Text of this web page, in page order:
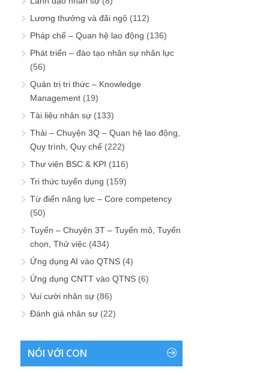
Lương thưởng và đãi ngộ (112)
Pháp chế – Quan hệ lao động (136)
Phát triển – đào tạo nhân sự nhân lực
(56)
Quản trị tri thức – Knowledge
Management (19)
Tài liệu nhân sự (133)
Thải – Chuyện 3Q – Quan hệ lao động,
Quy trình, Quy chế (222)
Thư viện BSC & KPI (116)
Tri thức tuyển dụng (159)
Từ điển năng lực – Core competency
(50)
Tuyển – Chuyện 3T – Tuyển mộ, Tuyển
chọn, Thử việc (434)
Ứng dụng AI vào QTNS (4)
Ứng dụng CNTT vào QTNS (6)
Vui cười nhân sự (86)
Đánh giá nhân sự (22)
NÓI VỚI CON